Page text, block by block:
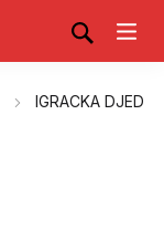
IGRACKA DJED